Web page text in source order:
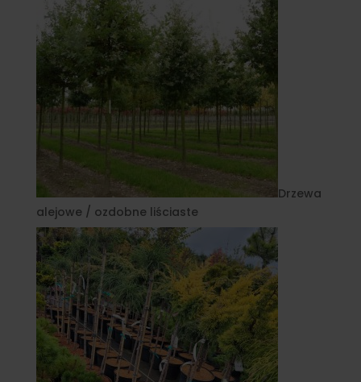
Drzewa
alejowe / ozdobne liściaste